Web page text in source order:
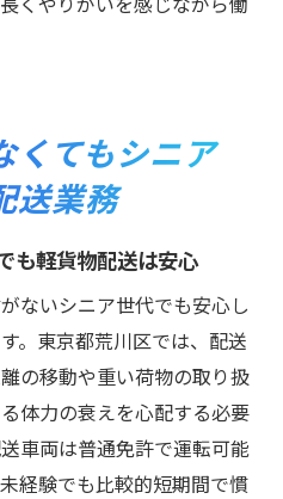
くてもシニア
送業務
も軽貨物配送は安心
ないシニア世代でも安心し
。東京都荒川区では、配送
の移動や重い荷物の取り扱
体力の衰えを心配する必要
車両は普通免許で運転可能
経験でも比較的短期間で慣